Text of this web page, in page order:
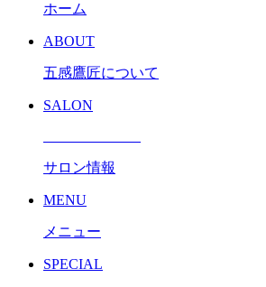
ホーム
ABOUT
五感鷹匠について
SALON
サロン情報
MENU
メニュー
SPECIAL